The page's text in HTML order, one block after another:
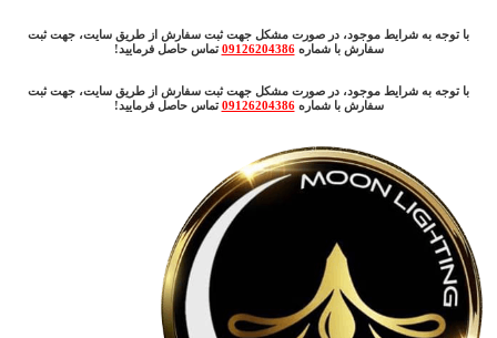
با توجه به شرایط موجود، در صورت مشکل جهت ثبت سفارش از طریق سایت، جهت ثبت
سفارش با شماره09126204386 تماس حاصل فرمایید!
با توجه به شرایط موجود، در صورت مشکل جهت ثبت سفارش از طریق سایت، جهت ثبت
سفارش با شماره09126204386 تماس حاصل فرمایید!